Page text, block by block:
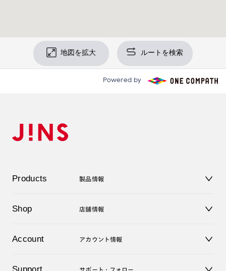
地図を拡大 ルートを検索
Powered by
Products 製品情報
サングラス
コンタクトレンズ
アクセサリー
Shop 店舗情報
オンラインショップ
Account アカウント情報
サポート・フォロー